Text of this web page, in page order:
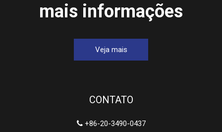
mais informações
Veja mais
CONTATO
+86-20-3490-0437